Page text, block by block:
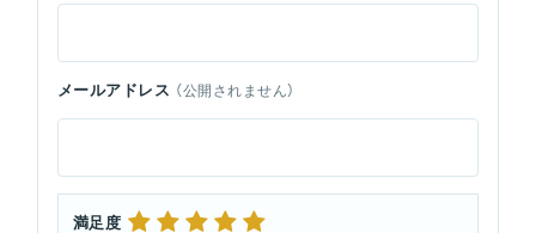
メールアドレス （公開されません）
満足度